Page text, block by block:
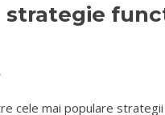
strategie
cele mai populare